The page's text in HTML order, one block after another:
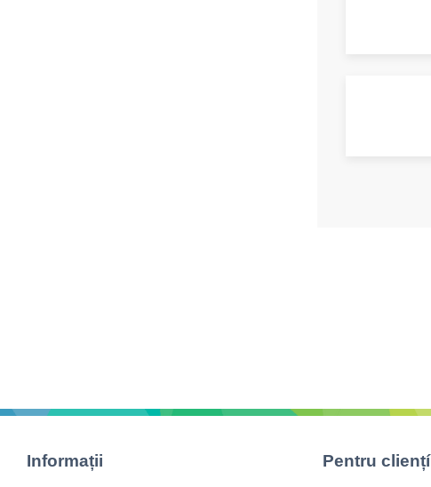
Informații Pentru cliențí